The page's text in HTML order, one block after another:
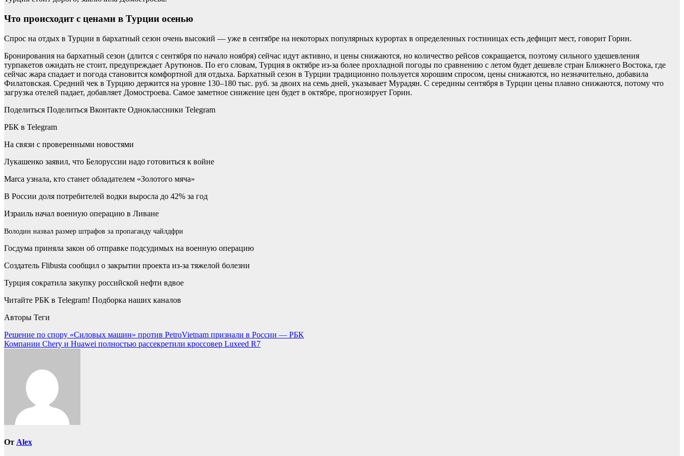
Что происходит с ценами в Турции осенью
Спрос на отдых в Турции в бархатный сезон очень высокий — уже в сентябре на некоторых популярных курортах в определенных гостиницах есть дефицит мест, говорит Горин.
Бронирования на бархатный сезон (длится с сентября по начало ноября) сейчас идут активно, и цены снижаются, но количество рейсов сокращается, поэтому сильного удешевления
турпакетов ожидать не стоит, предупреждает Арутюнов. По его словам, Турция в октябре из-за более прохладной погоды по сравнению с летом будет дешевле стран Ближнего Востока, где
сейчас жара спадает и погода становится комфортной для отдыха. Бархатный сезон в Турции традиционно пользуется хорошим спросом, цены снижаются, но незначительно, добавила
Филатовская. Средний чек в Турцию держится на уровне 130–180 тыс. руб. за двоих на семь дней, указывает Мурадян. С середины сентября в Турции цены плавно снижаются, потому что
загрузка отелей падает, добавляет Домостроева. Самое заметное снижение цен будет в октябре, прогнозирует Горин.
Поделиться Поделиться Вконтакте Одноклассники Telegram
РБК в Telegram
На связи с проверенными новостями
Лукашенко заявил, что Белоруссии надо готовиться к войне
Marca узнала, кто станет обладателем «Золотого мяча»
В России доля потребителей водки выросла до 42% за год
Израиль начал военную операцию в Ливане
Володин назвал размер штрафов за пропаганду чайлдфри
Госдума приняла закон об отправке подсудимых на военную операцию
Создатель Flibusta сообщил о закрытии проекта из-за тяжелой болезни
Турция сократила закупку российской нефти вдвое
Читайте РБК в Telegram! Подборка наших каналов
Авторы Теги
Навигация
по
Решение по спору «Силовых машин» против PetroVietnam признали в России — РБК
Компании Chery и Huawei полностью рассекретили кроссовер Luxeed R7
От Alex